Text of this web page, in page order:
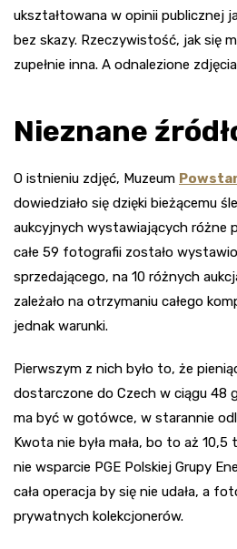
ukształtowana w opinii publicznej
bez skazy. Rzeczywistość, jak się
zupełnie inna. A odnalezione
Nieznane
O istnieniu zdjęć, Muzeum
dowiedziało się dzięki bieżącemu
aukcyjnych wystawiających różne
całe 59 fotografii zostało
sprzedającego, na 10 różnych
zależało na otrzymaniu całego
jednak warunki.
Pierwszym z nich było to, że
dostarczone do Czech w ciągu 48
ma być w gotówce, w starannie
Kwota nie była mała, bo to aż
nie wsparcie PGE Polskiej Grupy
cała operacja by się nie udała, a
prywatnych kolekcjonerów.